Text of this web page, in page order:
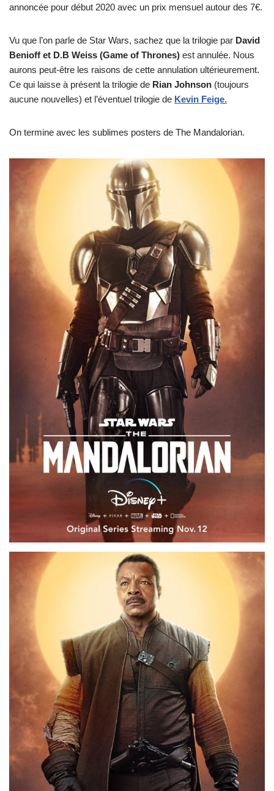
annoncée pour début 2020 avec un prix mensuel autour des 7€.
Vu que l’on parle de Star Wars, sachez que la trilogie par David
Benioff et D.B Weiss (Game of Thrones) est annulée. Nous
aurons peut-être les raisons de cette annulation ultérieurement.
Ce qui laisse à présent la trilogie de Rian Johnson (toujours
aucune nouvelles) et l’éventuel trilogie de Kevin Feige.
On termine avec les sublimes posters de The Mandalorian.